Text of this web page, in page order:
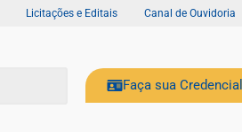
Licitações e Editais Canal de Ouvidoria
Faça sua Credencial